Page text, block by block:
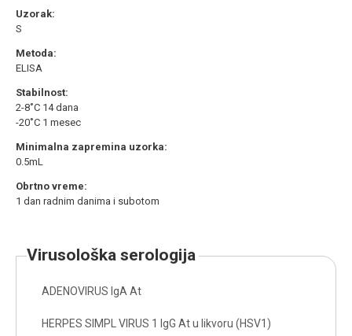
Uzorak:
S
Metoda:
ELISA
Stabilnost:
2-8˚C 14 dana
-20˚C 1 mesec
Minimalna zapremina uzorka:
0.5mL
Obrtno vreme:
1 dan radnim danima i subotom
virusološka serologija
ADENOVIRUS IgA At
HERPES SIMPL VIRUS 1 IgG At u likvoru (HSV1)